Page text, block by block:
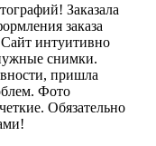
Заказала
заказа
интуитивно
снимки.
пришла
Фото
Обязательно